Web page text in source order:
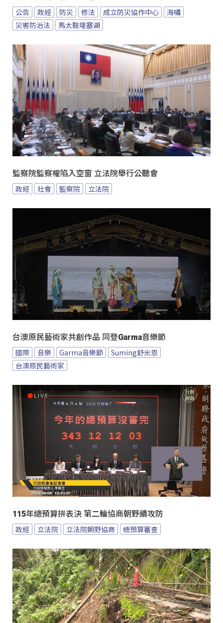
公告 政經 防災 修法 成立防災協作中心
海嘯
災害防治法
馬太鞍堰塞湖
監察院監察權陷入空窗 立法院舉行公聽會
政經 社會 監察院 立法院
台澳原民藝術家共創作品 同登Garma音樂節
國際 音樂 Garma音樂節
Suming舒米恩
台澳原民藝術家
115年總預算拚表決 第二輪協商朝野續攻防
政經 立法院 立法院朝野協商 總預算審查